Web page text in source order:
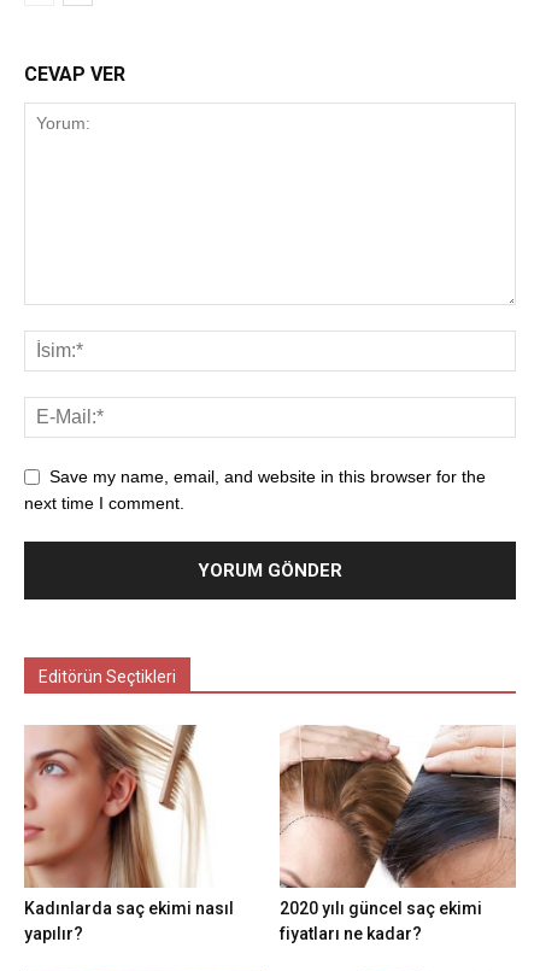
CEVAP VER
Save my name, email, and website in this browser for the
next time I comment.
Editörün Seçtikleri
Kadınlarda saç ekimi nasıl
yapılır?
2020 yılı güncel saç ekimi
fiyatları ne kadar?